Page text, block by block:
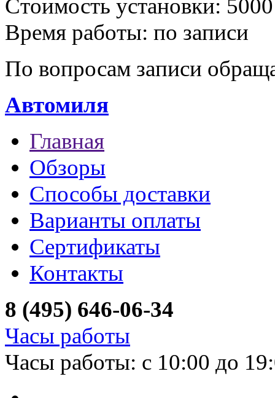
Стоимость установки:
Время работы: по записи
По вопросам записи
Автомиля
Главная
Обзоры
Способы доставки
Варианты оплаты
Сертификаты
Контакты
8 (495) 646-06-34
Часы работы
Часы работы: с 10:00 до